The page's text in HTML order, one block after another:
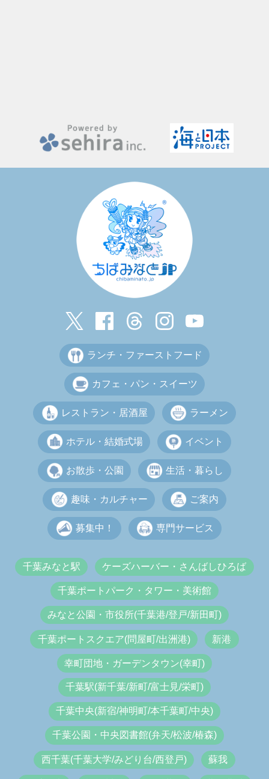
ランチ・ファーストフード
カフェ・パン・スイーツ
レストラン・居酒屋 ラーメン
ホテル・結婚式場 イベント
お散歩・公園 生活・暮らし
趣味・カルチャー ご案内
募集中！ 専門サービス
千葉みなと駅 ケーズハーバー・さんばしひろば
千葉ポートパーク・タワー・美術館
みなと公園・市役所(千葉港/登戸/新田町)
千葉ポートスクエア(問屋町/出洲港) 新港
幸町団地・ガーデンタウン(幸町)
千葉駅(新千葉/新町/富士見/栄町)
千葉中央(新宿/神明町/本千葉町/中央)
千葉公園・中央図書館(弁天/松波/椿森)
西千葉(千葉大学/みどり台/西登戸) 蘇我